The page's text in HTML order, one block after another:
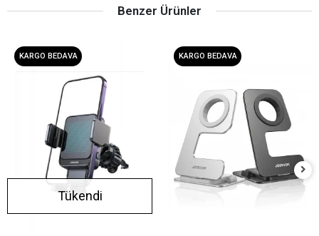
Benzer Ürünler
KARGO BEDAVA
Tükendi
KARGO BEDAVA